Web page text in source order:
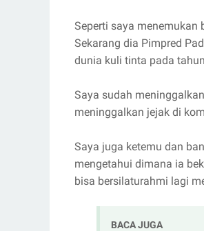
Seperti saya menemukan
Sekarang dia Pimpred
dunia kuli tinta pada
Saya sudah
meninggalkan jejak di
Saya juga ketemu dan
mengetahui dimana ia
bisa bersilaturahmi lagi
BACA JUGA